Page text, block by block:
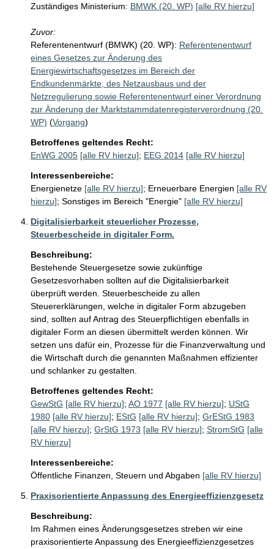
Zuständiges Ministerium: BMWK (20. WP) [alle RV hierzu]
Zuvor:
Referentenentwurf (BMWK) (20. WP): Referentenentwurf
eines Gesetzes zur Änderung des
Energiewirtschaftsgesetzes im Bereich der
Endkundenmärkte, des Netzausbaus und der
Netzregulierung sowie Referentenentwurf einer Verordnung
zur Änderung der Marktstammdatenregisterverordnung (20.
WP) (Vorgang)
Betroffenes geltendes Recht:
EnWG 2005 [alle RV hierzu]; EEG 2014 [alle RV hierzu]
Interessenbereiche:
Energienetze [alle RV hierzu]; Erneuerbare Energien [alle RV
hierzu]; Sonstiges im Bereich "Energie" [alle RV hierzu]
Digitalisierbarkeit steuerlicher Prozesse,
Steuerbescheide in digitaler Form.
Beschreibung:
Bestehende Steuergesetze sowie zukünftige
Gesetzesvorhaben sollten auf die Digitalisierbarkeit
überprüft werden. Steuerbescheide zu allen
Steuererklärungen, welche in digitaler Form abzugeben
sind, sollten auf Antrag des Steuerpflichtigen ebenfalls in
digitaler Form an diesen übermittelt werden können. Wir
setzen uns dafür ein, Prozesse für die Finanzverwaltung und
die Wirtschaft durch die genannten Maßnahmen effizienter
und schlanker zu gestalten.
Betroffenes geltendes Recht:
GewStG [alle RV hierzu]; AO 1977 [alle RV hierzu]; UStG
1980 [alle RV hierzu]; EStG [alle RV hierzu]; GrEStG 1983
[alle RV hierzu]; GrStG 1973 [alle RV hierzu]; StromStG [alle
RV hierzu]
Interessenbereiche:
Öffentliche Finanzen, Steuern und Abgaben [alle RV hierzu]
Praxisorientierte Anpassung des Energieeffizienzgesetz
Beschreibung:
Im Rahmen eines Änderungsgesetzes streben wir eine
praxisorientierte Anpassung des Energieeffizienzgesetzes